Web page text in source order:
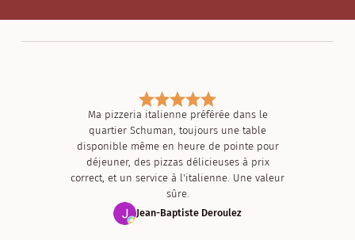
Ma pizzeria italienne préférée dans le
quartier Schuman, toujours une table
disponible même en heure de pointe pour
déjeuner, des pizzas délicieuses à prix
correct, et un service à l'italienne. Une valeur
sûre.
Jean-Baptiste Deroulez